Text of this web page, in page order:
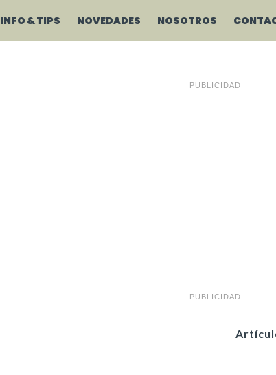
INFO & TIPS NOVEDADES NOSOTROS
PUBLICIDAD
PUBLICIDAD